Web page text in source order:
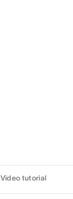
Video tutorial